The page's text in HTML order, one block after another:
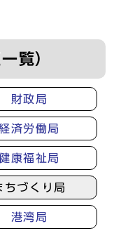
覧）
財政局
済労働局
康福祉局
ちづくり局
港湾局